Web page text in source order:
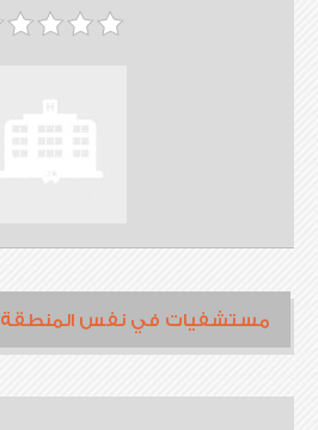
مستشفيات في نفس المنطقة